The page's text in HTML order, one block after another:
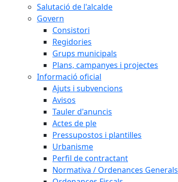
Salutació de l'alcalde
Govern
Consistori
Regidories
Grups municipals
Plans, campanyes i projectes
Informació oficial
Ajuts i subvencions
Avisos
Tauler d'anuncis
Actes de ple
Pressupostos i plantilles
Urbanisme
Perfil de contractant
Normativa / Ordenances Generals